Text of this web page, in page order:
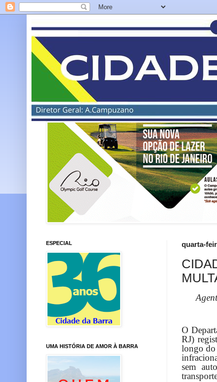
quarta-
O
RJ)
longo do
sem
ESPECIAL
UMA HISTÓRIA DE AMOR À BARRA